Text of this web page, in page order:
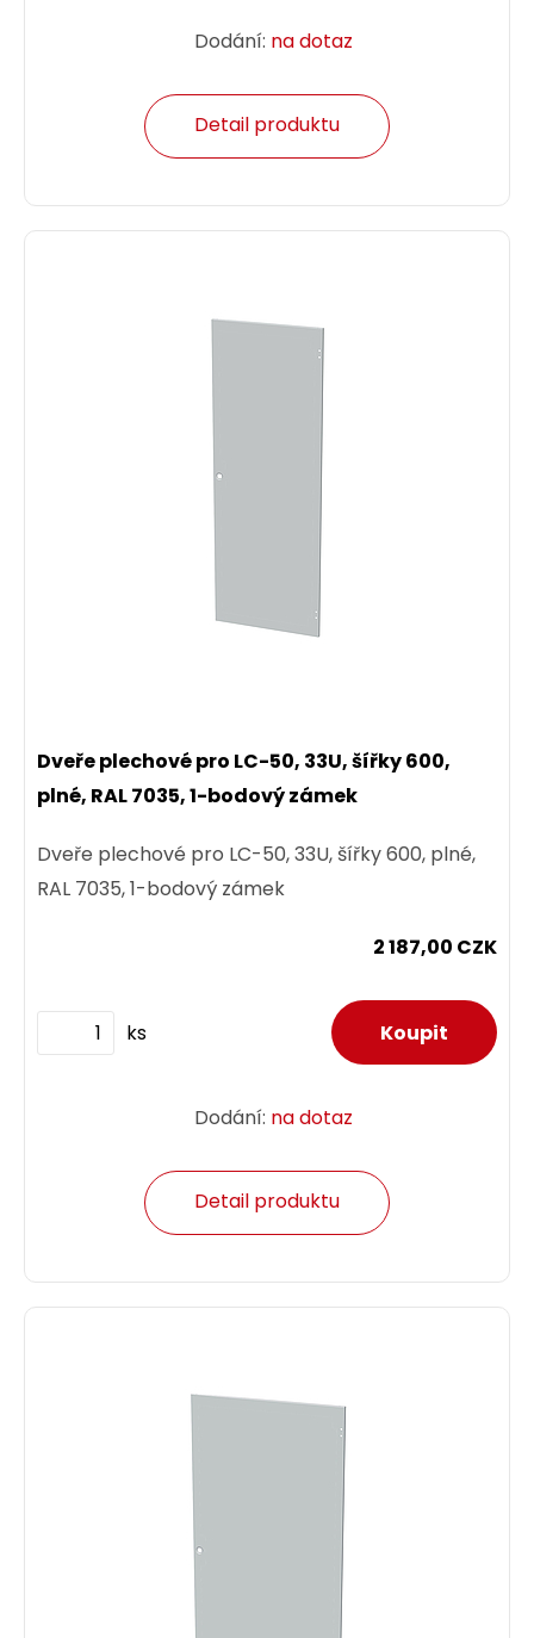
Dodání: na dotaz
Detail produktu
Dveře plechové pro LC-50, 33U, šířky 600,
plné, RAL 7035, 1-bodový zámek
Dveře plechové pro LC-50, 33U, šířky 600, plné,
RAL 7035, 1-bodový zámek
2 187,00 CZK
ks
Dodání: na dotaz
Detail produktu